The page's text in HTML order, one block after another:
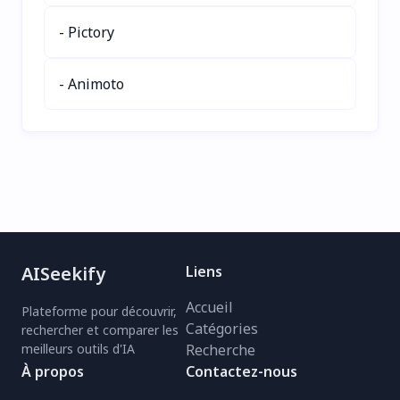
temps assuré pour vos
projets IA. Augmentez
codage assisté par IA
aujourd'hui l'IA open-
source leader !
- Pictory
- Animoto
AISeekify
Plateforme pour découvrir,
rechercher et comparer les
meilleurs outils d'IA
Liens
Accueil
Catégories
Recherche
À propos
Contactez-nous